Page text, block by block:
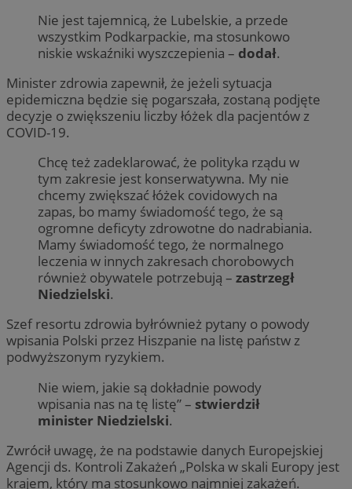
Nie jest tajemnicą, że Lubelskie, a przede
wszystkim Podkarpackie, ma stosunkowo
niskie wskaźniki wyszczepienia – dodał.
Minister zdrowia zapewnił, że jeżeli sytuacja
epidemiczna będzie się pogarszała, zostaną podjęte
decyzje o zwiększeniu liczby łóżek dla pacjentów z
COVID-19.
Chcę też zadeklarować, że polityka rządu w
tym zakresie jest konserwatywna. My nie
chcemy zwiększać łóżek covidowych na
zapas, bo mamy świadomość tego, że są
ogromne deficyty zdrowotne do nadrabiania.
Mamy świadomość tego, że normalnego
leczenia w innych zakresach chorobowych
również obywatele potrzebują – zastrzegł
Niedzielski.
Szef resortu zdrowia byłrównież pytany o powody
wpisania Polski przez Hiszpanie na listę państw z
podwyższonym ryzykiem.
Nie wiem, jakie są dokładnie powody
wpisania nas na tę listę” – stwierdził
minister Niedzielski.
Zwrócił uwagę, że na podstawie danych Europejskiej
Agencji ds. Kontroli Zakażeń „Polska w skali Europy jest
krajem, który ma stosunkowo najmniej zakażeń.